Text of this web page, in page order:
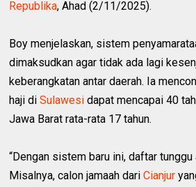
Republika, Ahad (2/11/2025).
Boy menjelaskan, sistem
dimaksudkan agar tidak ada lagi
keberangkatan antar daerah. Ia
haji diSulawesi dapat mencapai 40
Jawa Barat rata-rata 17 tahun.
“Dengan sistem baru ini, daftar tunggu
Misalnya, calon jamaah dariCianjur